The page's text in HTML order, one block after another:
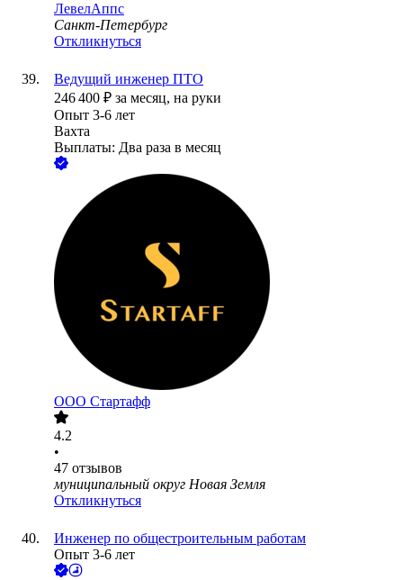
ЛевелАппс
Санкт-Петербург
Откликнуться
Ведущий инженер ПТО
246 400 ₽ за месяц, на руки
Опыт 3-6 лет
Вахта
Выплаты: Два раза в месяц
ООО Стартафф
4.2
•
47 отзывов
муниципальный округ Новая Земля
Откликнуться
Инженер по общестроительным работам
Опыт 3-6 лет